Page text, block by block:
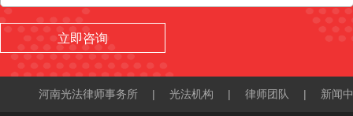
河南光法律师事务所 | 光法机构 | 律师团队 | 新闻